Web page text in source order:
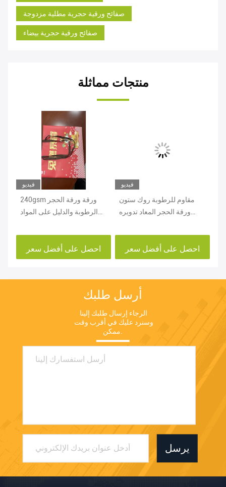
صفائح ورقية حجرية مطلية مزدوجة
صفائح ورقية حجرية بيضاء
منتجات مماثلة
فيديو
240gsm ورقة ورقة الحجر
الرطوبة والدليل على المواد
للدموع
احصل على أفضل سعر
فيديو
مقاوم للرطوبة روك ستون
ورقة الحجر المعاد تدويره
احصل على أفضل سعر
أرسل طلبك
ممكن.
يرسل